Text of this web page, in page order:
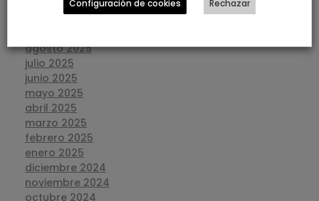
noviembre 2025
octubre 2025
agosto 2025
julio 2025
junio 2025
mayo 2025
abril 2025
marzo 2025
febrero 2025
enero 2025
diciembre 2024
noviembre 2024
octubre 2024
Configuración de cookies Rechazar